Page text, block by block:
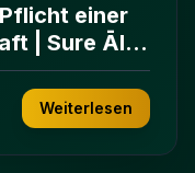
einer
| Sure Āl
Weiterlesen